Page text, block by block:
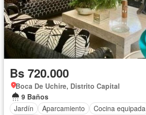
Bs 720.000
Boca De Uchire, Distrito Capital
9 Baños
Jardín
Aparcamiento Cocina equipada